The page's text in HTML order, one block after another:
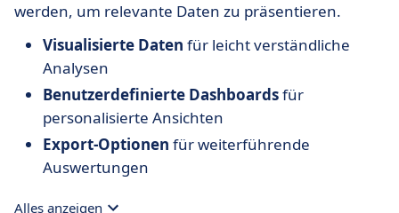
werden, um relevante Daten zu präsentieren.
Visualisierte Daten für leicht verständliche
Analysen
Benutzerdefinierte Dashboardsfür
personalisierte Ansichten
Export-Optionen für weiterführende
Auswertungen
Alles anzeigen